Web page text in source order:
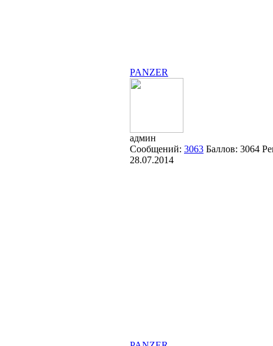
PANZER
админ
Сообщений: 3063 Баллов: 3064
28.07.2014